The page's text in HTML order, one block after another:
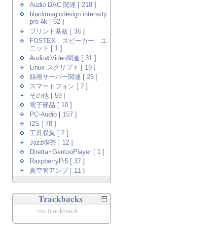
Audio DAC 関連 [ 218 ]
blackmagicdesign intensity
pro 4k [ 62 ]
プリント基板 [ 36 ]
FOSTEX スピーカー ユ
ニット [ 1 ]
Audio&Video関連 [ 31 ]
Linux スクリプト [ 19 ]
録画サーバー関連 [ 25 ]
スマートフォン [ 2 ]
その他 [ 59 ]
電子部品 [ 10 ]
PC-Audio [ 157 ]
I2S [ 78 ]
工具収集 [ 2 ]
Jazz喫茶 [ 12 ]
Diretta+GentooPlayer [ 1 ]
RaspberryPi5 [ 37 ]
真空管アンプ [ 11 ]
Trackbacks
no trackback